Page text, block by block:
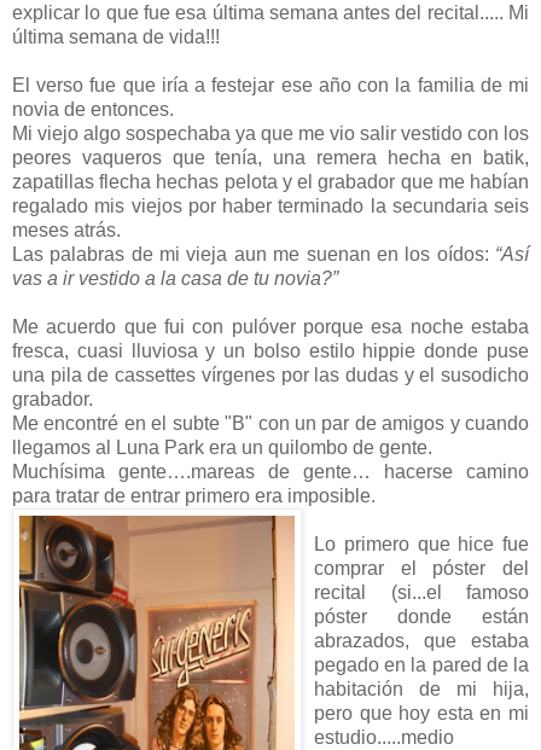
explicar lo que fue esa última semana antes del recital..... Mi
última semana de vida!!!
El verso fue que iría a festejar ese año con la familia de mi
novia de entonces.
Mi viejo algo sospechaba ya que me vio salir vestido con los
peores vaqueros que tenía, una remera hecha en batik,
zapatillas flecha hechas pelota y el grabador que me habían
regalado mis viejos por haber terminado la secundaria seis
meses atrás.
Las palabras de mi vieja aun me suenan en los oídos: “Así
vas a ir vestido a la casa de tu novia?”
Me acuerdo que fui con pulóver porque esa noche estaba
fresca, cuasi lluviosa y un bolso estilo hippie donde puse
una pila de cassettes vírgenes por las dudas y el susodicho
grabador.
Me encontré en el subte "B" con un par de amigos y cuando
llegamos al Luna Park era un quilombo de gente.
Muchísima gente….mareas de gente… hacerse camino
para tratar de entrar primero era imposible.
Lo primero que hice fue
comprar el póster del
recital (si...el famoso
póster donde están
abrazados, que estaba
pegado en la pared de la
habitación de mi hija,
pero que hoy esta en mi
estudio.....medio